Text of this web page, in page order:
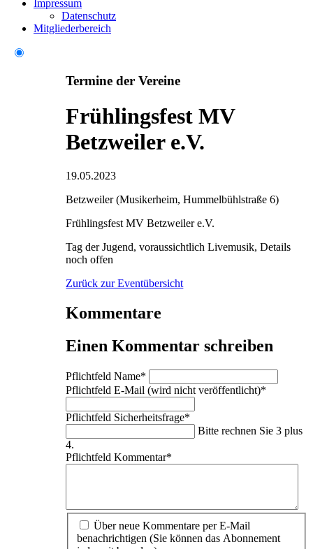
Impressum
Datenschutz
Mitgliederbereich
Termine der Vereine
Frühlingsfest MV
Betzweiler e.V.
19.05.2023
Betzweiler (Musikerheim, Hummelbühlstraße 6)
Frühlingsfest MV Betzweiler e.V.
Tag der Jugend, voraussichtlich Livemusik, Details
noch offen
Zurück zur Eventübersicht
Kommentare
Einen Kommentar schreiben
PflichtfeldName*
PflichtfeldE-Mail (wird nicht veröffentlicht)*
Pflichtfeld Sicherheitsfrage*
Bitte rechnen Sie 3 plus
4.
PflichtfeldKommentar*
Über neue Kommentare per E-Mail
benachrichtigen (Sie können das Abonnement